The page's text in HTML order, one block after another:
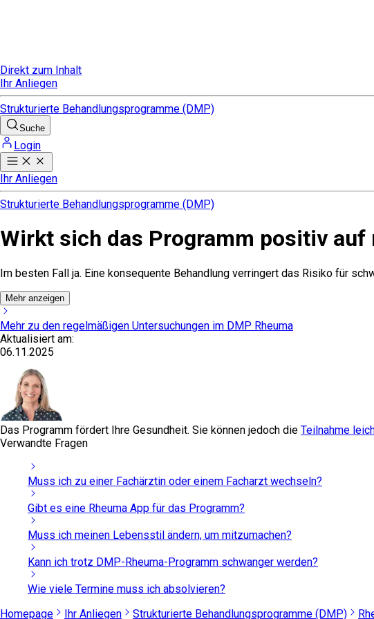
Direkt zum Inhalt
Ihr Anliegen
Strukturierte Behandlungsprogramme (DMP)
Suche
Login
Ihr Anliegen
Strukturierte Behandlungsprogramme (DMP)
Wirkt sich das Programm positiv auf
Im besten Fall ja. Eine konsequente Behandlung verringert das Risiko für
Mehr anzeigen
Mehr zu den regelmäßigen Untersuchungen im DMP Rheuma
Aktualisiert am:
06.11.2025
Das Programm fördert Ihre Gesundheit. Sie können jedoch die Teilnahme
Verwandte Fragen
Muss ich zu einer Fachärztin oder einem Facharzt wechseln?
Gibt es eine Rheuma App für das Programm?
Muss ich meinen Lebensstil ändern, um mitzumachen?
Kann ich trotz DMP-Rheuma-Programm schwanger werden?
Wie viele Termine muss ich absolvieren?
Homepage
Ihr Anliegen Strukturierte Behandlungsprogramme (DMP)